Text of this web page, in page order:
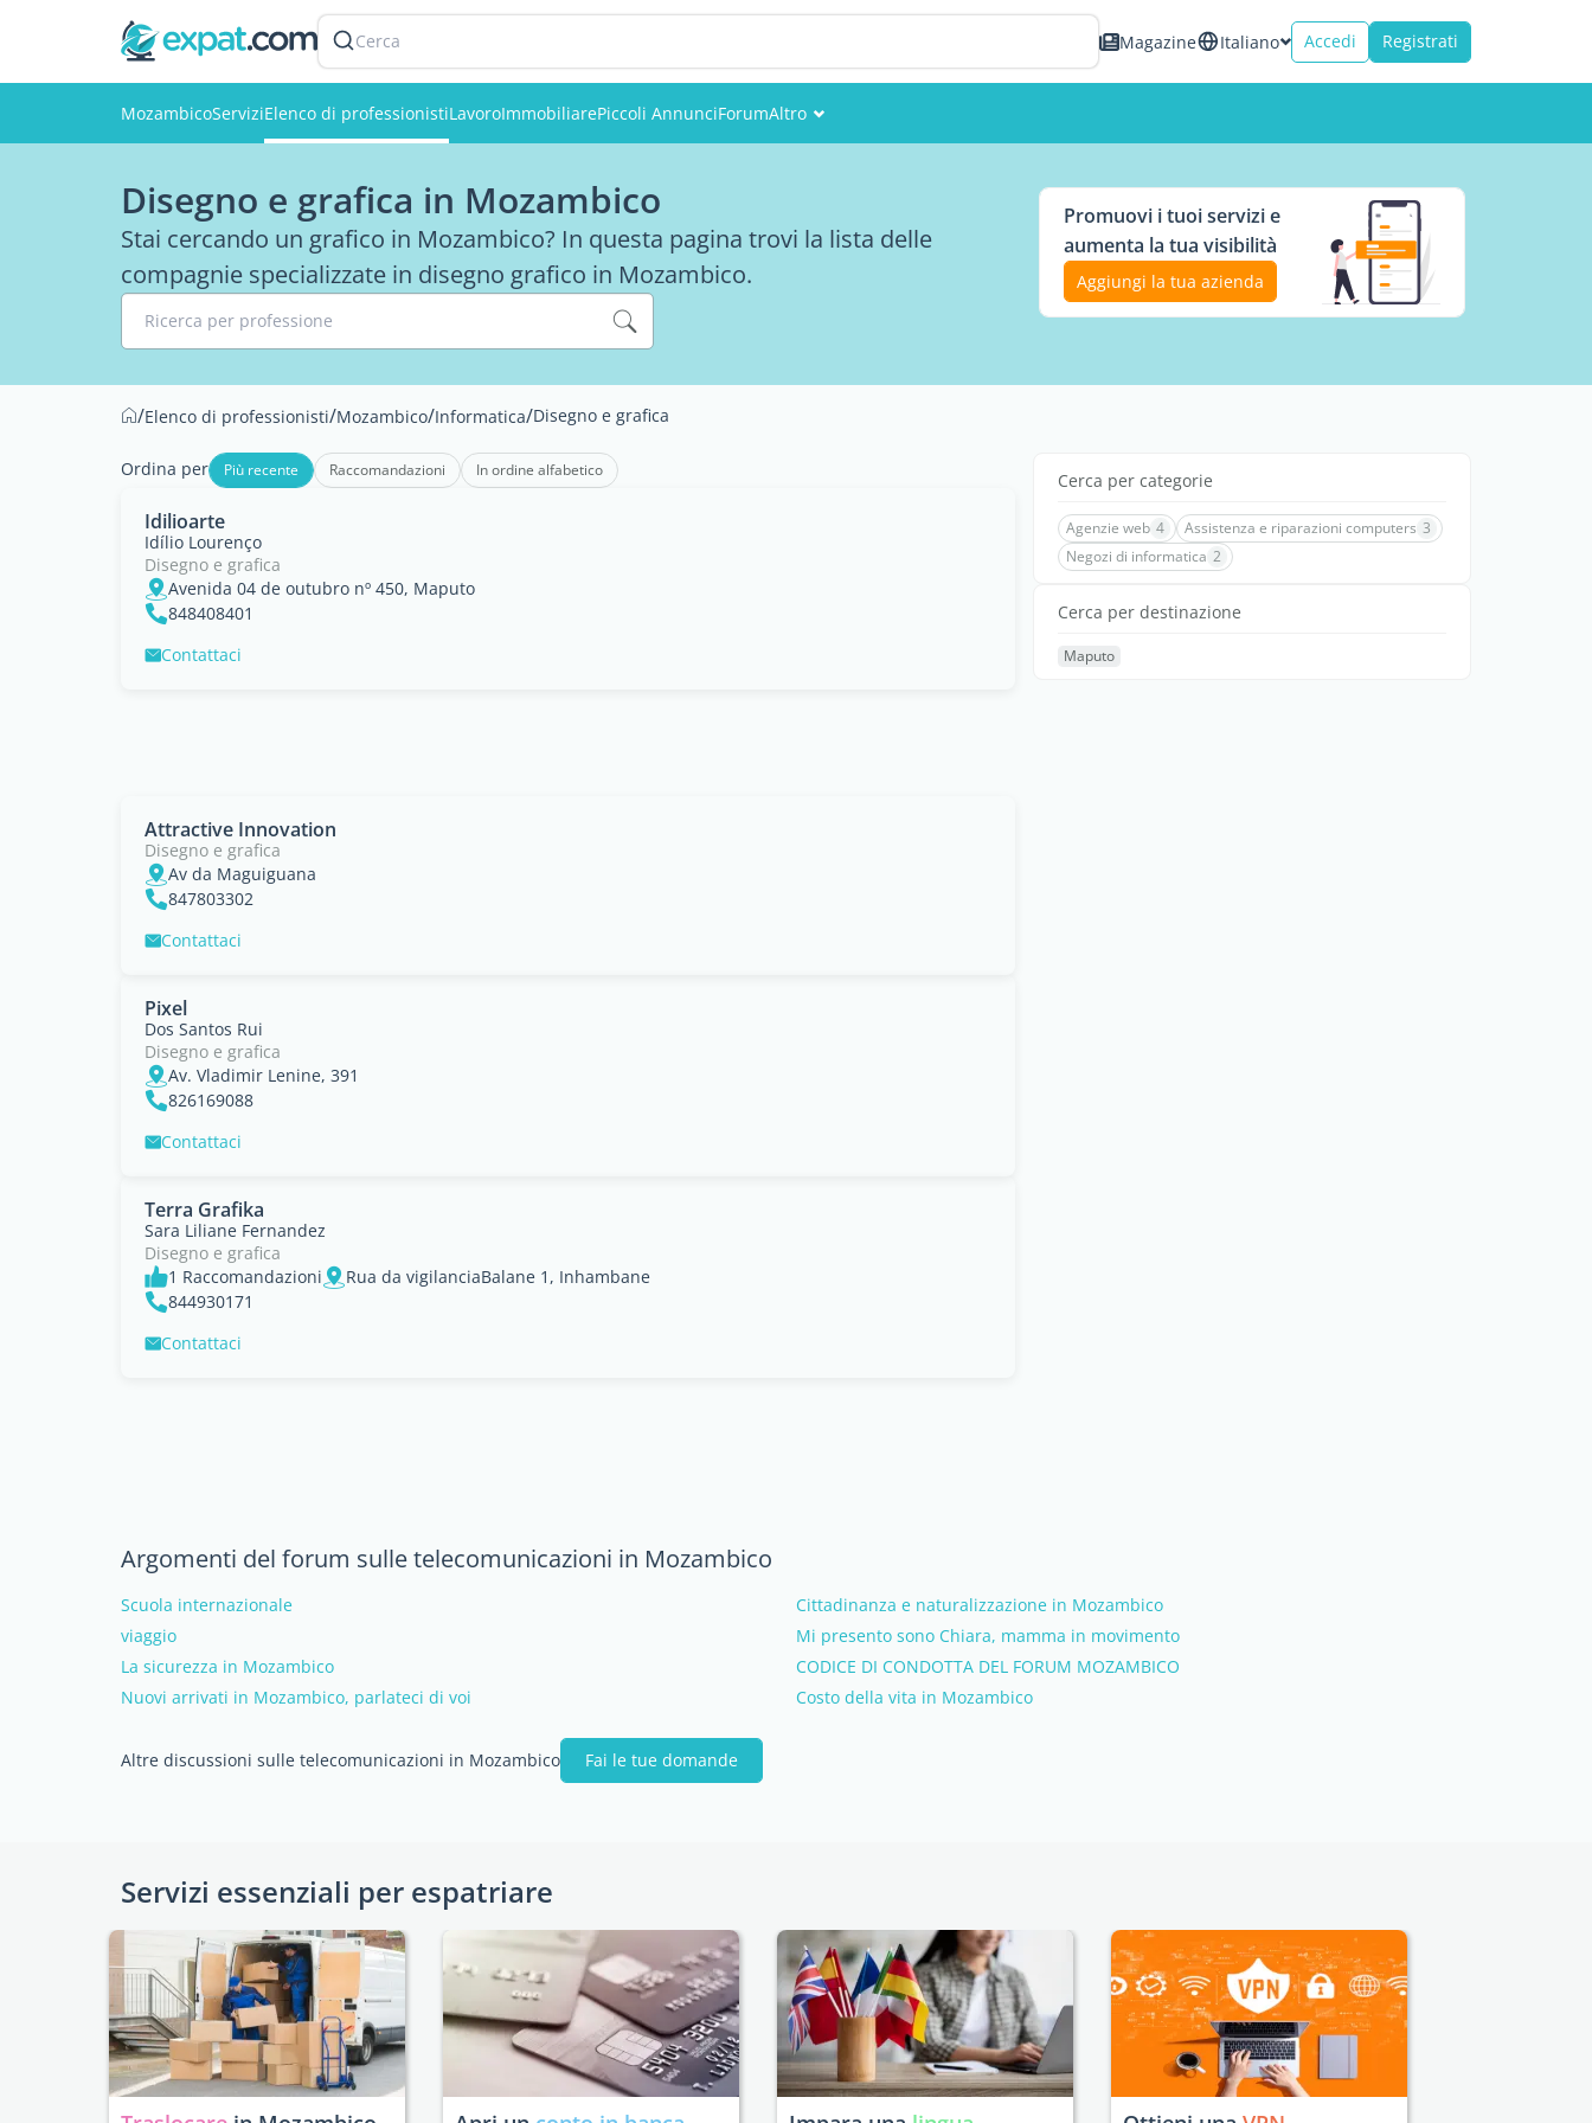
Cerca Magazine Italiano Accedi Registrati
MozambicoServiziElenco di professionistiLavoroImmobiliarePiccoli AnnunciForumAltro
Disegno e grafica in Mozambico
Stai cercando un grafico in Mozambico? In questa pagina trovi la lista delle
compagnie specializzate in disegno grafico in Mozambico.
Ricerca per professione
Promuovi i tuoi servizi e
aumenta la tua visibilità
Aggiungi la tua azienda
/Elenco di professionisti/Mozambico/Informatica/Disegno e grafica
Ordina per Più recente Raccomandazioni In ordine alfabetico
Idilioarte
Idílio Lourenço
Disegno e grafica
Avenida 04 de outubro nº 450, Maputo
848408401
Contattaci
Attractive Innovation
Disegno e grafica
Av da Maguiguana
847803302
Contattaci
Pixel
Dos Santos Rui
Disegno e grafica
Av. Vladimir Lenine, 391
826169088
Contattaci
Terra Grafika
Sara Liliane Fernandez
Disegno e grafica
1 Raccomandazioni
Rua da vigilanciaBalane 1, Inhambane
844930171
Contattaci
Cerca per categorie
Agenzie web 4 Assistenza e riparazioni computers 3
Negozi di informatica 2
Cerca per destinazione
Maputo
Argomenti del forum sulle telecomunicazioni in Mozambico
Scuola internazionale
Cittadinanza e naturalizzazione in Mozambico
viaggio
Mi presento sono Chiara, mamma in movimento
La sicurezza in Mozambico
CODICE DI CONDOTTA DEL FORUM MOZAMBICO
Nuovi arrivati in Mozambico, parlateci di voi
Costo della vita in Mozambico
Altre discussioni sulle telecomunicazioni in Mozambico Fai le tue domande
Servizi essenziali per espatriare